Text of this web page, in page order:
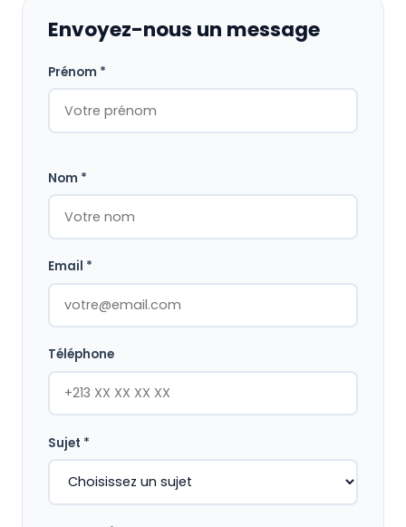
Envoyez-nous un message
Prénom *
Nom *
Email *
Téléphone
Sujet *